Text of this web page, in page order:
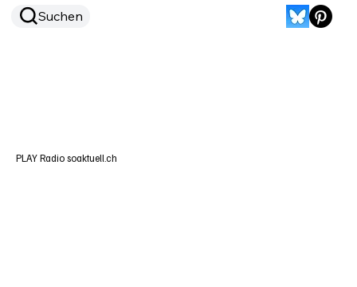
Suchen
PLAY Radio soaktuell.ch